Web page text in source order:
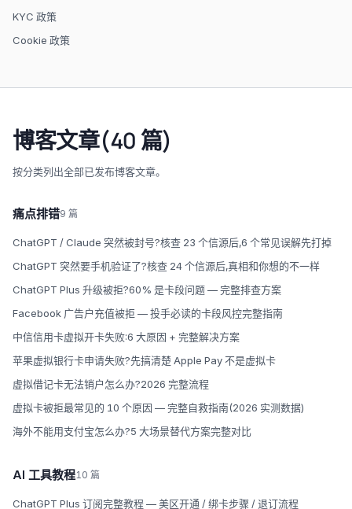
KYC 政策
Cookie 政策
博客文章(40 篇)
按分类列出全部已发布博客文章。
痛点排错9 篇
ChatGPT / Claude 突然被封号?核查 23 个信源后,6 个常见误解先打掉
ChatGPT 突然要手机验证了?核查 24 个信源后,真相和你想的不一样
ChatGPT Plus 升级被拒?60% 是卡段问题 — 完整排查方案
Facebook 广告户充值被拒 — 投手必读的卡段风控完整指南
中信信用卡虚拟开卡失败:6 大原因 + 完整解决方案
苹果虚拟银行卡申请失败?先搞清楚 Apple Pay 不是虚拟卡
虚拟借记卡无法销户怎么办?2026 完整流程
虚拟卡被拒最常见的 10 个原因 — 完整自救指南(2026 实测数据)
海外不能用支付宝怎么办?5 大场景替代方案完整对比
AI 工具教程10 篇
ChatGPT Plus 订阅完整教程 — 美区开通 / 绑卡步骤 / 退订流程